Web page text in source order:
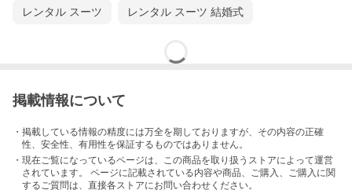
レンタル スーツ レンタル スーツ 結婚式
掲載情報について
・掲載している情報の精度には万全を期しておりますが、その内容の正確
性、安全性、有用性を保証するものではありません。
・現在ご覧になっているページは、この商品を取り扱うストアによって運営
されています。 ページに記載されている内容や商品、ご購入 、ご購入に関
するご質問は、直接各ストアにお問い合わせください。